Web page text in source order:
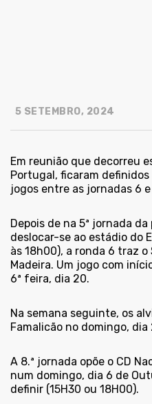
5 SETEMBRO, 2024
Em reunião que decorreu
Portugal, ficaram
jogos entre as jornadas 6
Depois de na 5ª jornada da
deslocar-se ao estádio do
às 18h00), a ronda 6 traz
Madeira. Um jogo com
6ª feira, dia 20.
Na semana seguinte, os
Famalicão no domingo, dia
A 8.ª jornada opõe o CD
num domingo, dia 6 de
definir (15H30 ou 18H00).